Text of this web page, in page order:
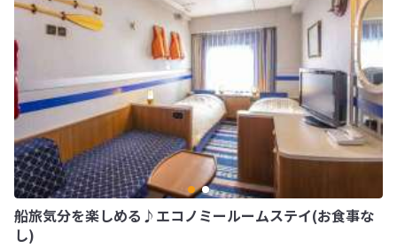
船旅気分を楽しめる♪エコノミールームステイ(お食事な
し)